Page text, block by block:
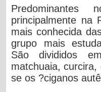
Predominantes
principalmente na
mais conhecida
grupo mais
São divididos
matchuaia,
se os ?ciganos